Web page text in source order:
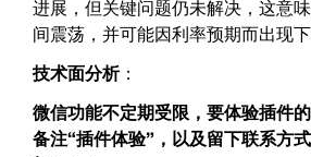
进展，但关键问题仍未解决，这意
间震荡，并可能因利率预期而出现下
技术面分析：
微信功能不定期受限，要体验插件
备注“插件体验”，以及留下联系方